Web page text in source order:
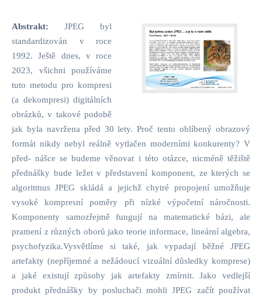
Abstrakt: JPEG byl
standardizován v roce
1992. Ještě dnes, v roce
2023, všichni používáme
tuto metodu pro kompresi
(a dekompresi) digitálních
obrázků, v takové podobě
jak byla navržena před 30 lety. Proč tento oblíbený obrazový
formát nikdy nebyl reálně vytlačen moderními konkurenty? V
před- nášce se budeme věnovat i této otázce, nicméně těžiště
přednášky bude ležet v představení komponent, ze kterých se
algoritmus JPEG skládá a jejichž chytré propojení umožňuje
vysoké kompresní poměry při nízké výpočetní náročnosti.
Komponenty samozřejmě fungují na matematické bázi, ale
pramení z různých oborů jako teorie informace, lineární algebra,
psychofyzika.Vysvětlíme si také, jak vypadají běžné JPEG
artefakty (nepříjemné a nežádoucí vizuální důsledky komprese)
a jaké existují způsoby jak artefakty zmírnit. Jako vedlejší
produkt přednášky by posluchači mohli JPEG začít používat